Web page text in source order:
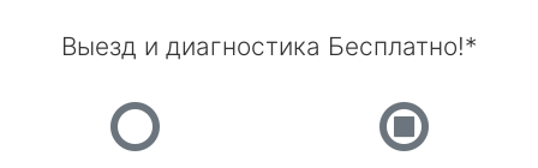
Выезд и диагностика Бесплатно!*